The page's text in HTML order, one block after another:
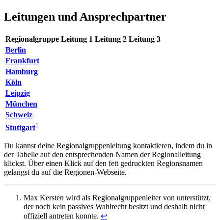
Leitungen und Ansprechpartner
Regionalgruppe Leitung 1 Leitung 2 Leitung 3
Berlin
Frankfurt
Hamburg
Köln
Leipzig
München
Schweiz
Stuttgart1
Du kannst deine Regionalgruppenleitung kontaktieren, indem du in
der Tabelle auf den entsprechenden Namen der Regionalleitung
klickst. Über einen Klick auf den fett gedruckten Regionsnamen
gelangst du auf die Regionen-Webseite.
Max Kersten wird als Regionalgruppenleiter von unterstützt,
der noch kein passives Wahlrecht besitzt und deshalb nicht
offiziell antreten konnte. ↩